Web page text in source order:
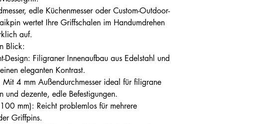
edle Küchenmesser oder Custom-Outdoor-
wertet Ihre Griffschalen im Handumdrehen
auf.
Blick:
Design: Filigraner Innenaufbau aus Edelstahl und
eleganten Kontrast.
Mit 4 mm Außendurchmesser ideal für filigrane
und dezente, edle Befestigungen.
mm): Reicht problemlos für mehrere
Griffpins.